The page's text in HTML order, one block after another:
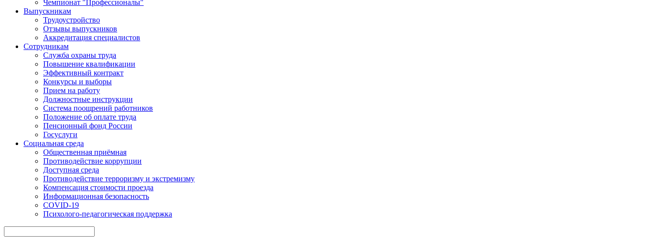
Чемпионат "Профессионалы"
Выпускникам
Трудоустройство
Отзывы выпускников
Аккредитация специалистов
Сотрудникам
Служба охраны труда
Повышение квалификации
Эффективный контракт
Конкурсы и выборы
Прием на работу
Должностные инструкции
Система поощрений работников
Положение об оплате труда
Пенсионный фонд России
Госуслуги
Социальная среда
Общественная приёмная
Противодействие коррупции
Доступная среда
Противодействие терроризму и экстремизму
Компенсация стоимости проезда
Информационная безопасность
COVID-19
Психолого-педагогическая поддержка